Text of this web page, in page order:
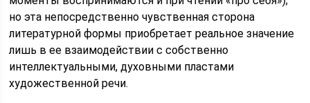
но эта непосредственно чувственная сторона
литературной формы приобретает реальное значение
лишь в ее взаимодействии с собственно
интеллектуальными, духовными пластами
художественной речи.